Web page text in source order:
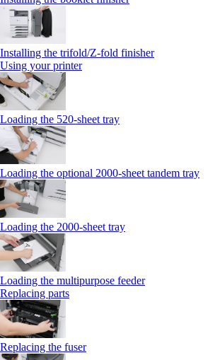
Installing the trifold/Z‑fold finisher
Using your printer
Loading the 520-sheet tray
Loading the optional 2000-sheet tandem tray
Loading the 2000-sheet tray
Loading the multipurpose feeder
Replacing parts
Replacing the fuser